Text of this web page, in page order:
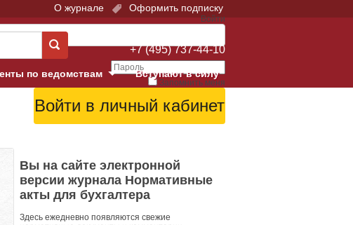
О журнале Оформить подписку
Войти
Запомнить меня
+7 (495) 737-44-10
Вступают в силу
по ведомствам
суды
Суд
в г. Москве
Суд
Вы на сайте электронной
версии журнала Нормативные
акты для бухгалтера
Здесь ежедневно появляются свежие